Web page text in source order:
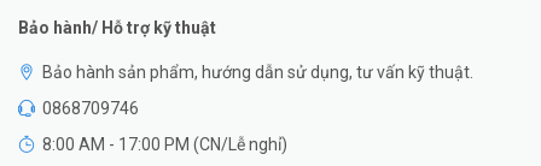
Bảo hành/ Hỗ trợ kỹ thuật
Bảo hành sản phẩm, hướng dẫn sử dụng, tư vấn kỹ thuật.
0868709746
8:00 AM - 17:00 PM (CN/Lễ nghỉ)